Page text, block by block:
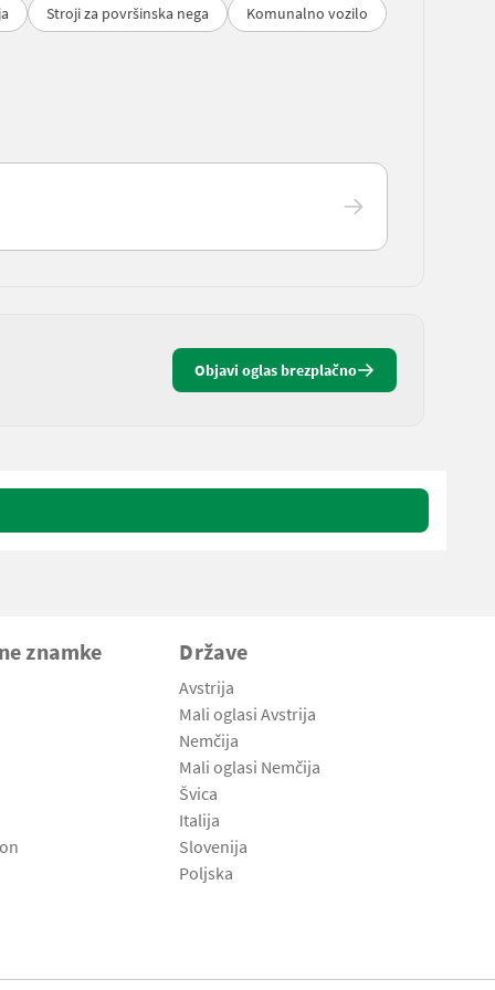
Stroji za površinska nega Komunalno vozilo
Objavi oglas brezplačno
znamke Države
Avstrija
Mali oglasi Avstrija
Nemčija
Mali oglasi Nemčija
Švica
Italija
Slovenija
Poljska